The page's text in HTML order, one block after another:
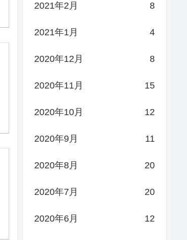
2021年2月 8
2021年1月 4
2020年12月 8
2020年11月 15
2020年10月 12
2020年9月 11
2020年8月 20
2020年7月 20
2020年6月 12